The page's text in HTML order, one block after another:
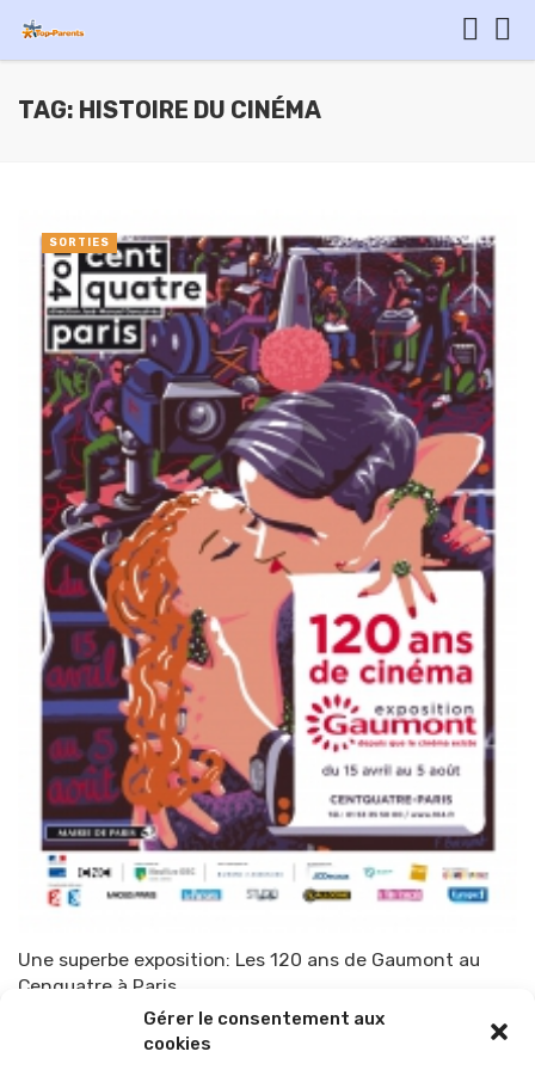
Gérer le consentement aux
cookies
TAG: HISTOIRE DU CINÉMA
Une superbe exposition: Les 120 ans de Gaumont au
Cenquatre à Paris
TOP-PARENTS 6 avril 2015
SORTIES